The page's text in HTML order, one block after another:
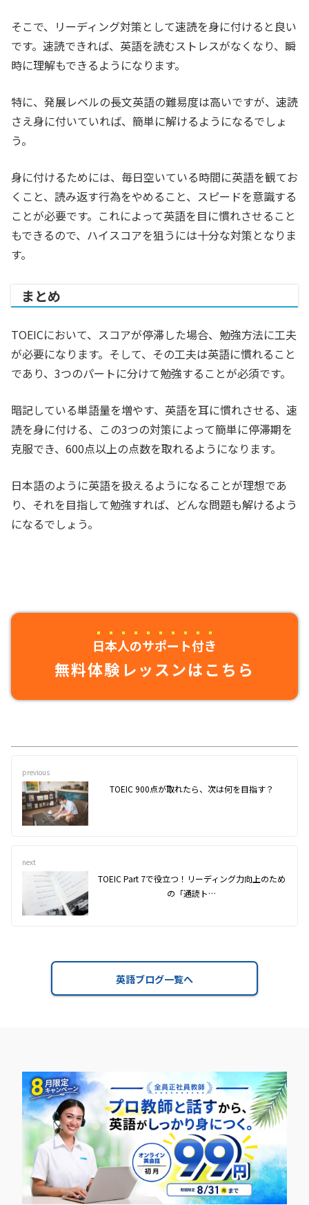
そこで、リーディング対策として速読を身に付けると良い
です。速読できれば、英語を読むストレスがなくなり、瞬
時に理解もできるようになります。
特に、発展レベルの長文英語の難易度は高いですが、速読
さえ身に付いていれば、簡単に解けるようになるでしょ
う。
身に付けるためには、毎日空いている時間に英語を観てお
くこと、読み返す行為をやめること、スピードを意識する
ことが必要です。これによって英語を目に慣れさせること
もできるので、ハイスコアを狙うには十分な対策となりま
す。
まとめ
TOEICにおいて、スコアが停滞した場合、勉強方法に工夫
が必要になります。そして、その工夫は英語に慣れること
であり、3つのパートに分けて勉強することが必須です。
暗記している単語量を増やす、英語を耳に慣れさせる、速
読を身に付ける、この3つの対策によって簡単に停滞期を
克服でき、600点以上の点数を取れるようになります。
日本語のように英語を扱えるようになることが理想であ
り、それを目指して勉強すれば、どんな問題も解けるよう
になるでしょう。
日本人のサポート付き
無料体験レッスンはこちら
previous
TOEIC 900点が取れたら、次は何を目指す？
next
TOEIC Part 7で役立つ！リーディング力向上のため
の「通読ト…
英語ブログ一覧へ